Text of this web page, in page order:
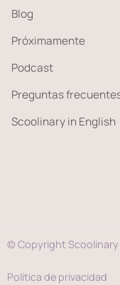
Blog
Próximamente
Podcast
Preguntas
Scoolinary in English
© Copyright Scoolinary
Política de privacidad